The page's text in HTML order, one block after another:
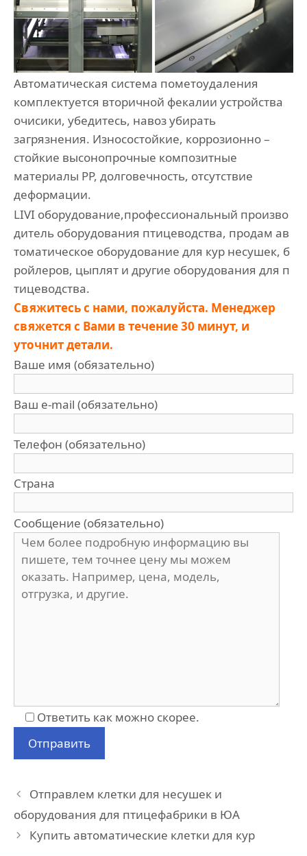
Автоматическая система пометоудаления
комплектуется вторичной фекалии устройства
очисики, убедитесь, навоз убирать
загрязнения. Износостойкие, коррозионно –
стойкие высонопрочные композитные
материалы PP, долговечность, отсутствие
деформации.
LIVI оборудование,профессиональный произво
дитель оборудования птицеводства, продам ав
томатическое оборудование для кур несушек, б
ройлеров, цыплят и другие оборудования для п
тицеводства.
Свяжитесь с нами, пожалуйста. Менеджер
свяжется с Вами в течение 30 минут, и
уточнит детали.
Ваше имя (обязательно)
Ваш e-mail (обязательно)
Телефон (обязательно)
Страна
Сообщение (обязательно)
Ответить как можно скорее.
Отправлем клетки для несушек и
оборудования для птицефабрики в ЮА
Купить автоматические клетки для кур